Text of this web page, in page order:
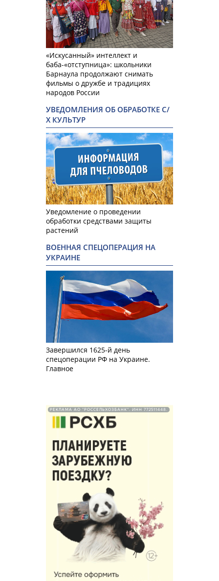
«Искусанный» интеллект и
баба-«отступница»: школьники
Барнаула продолжают снимать
фильмы о дружбе и традициях
народов России
УВЕДОМЛЕНИЯ ОБ ОБРАБОТКЕ С/
Х КУЛЬТУР
Уведомление о проведении
обработки средствами защиты
растений
ВОЕННАЯ СПЕЦОПЕРАЦИЯ НА
УКРАИНЕ
Завершился 1625-й день
спецоперации РФ на Украине.
Главное
РЕКЛАМА АО "РОССЕЛЬХОЗБАНК". ИНН 772511448.